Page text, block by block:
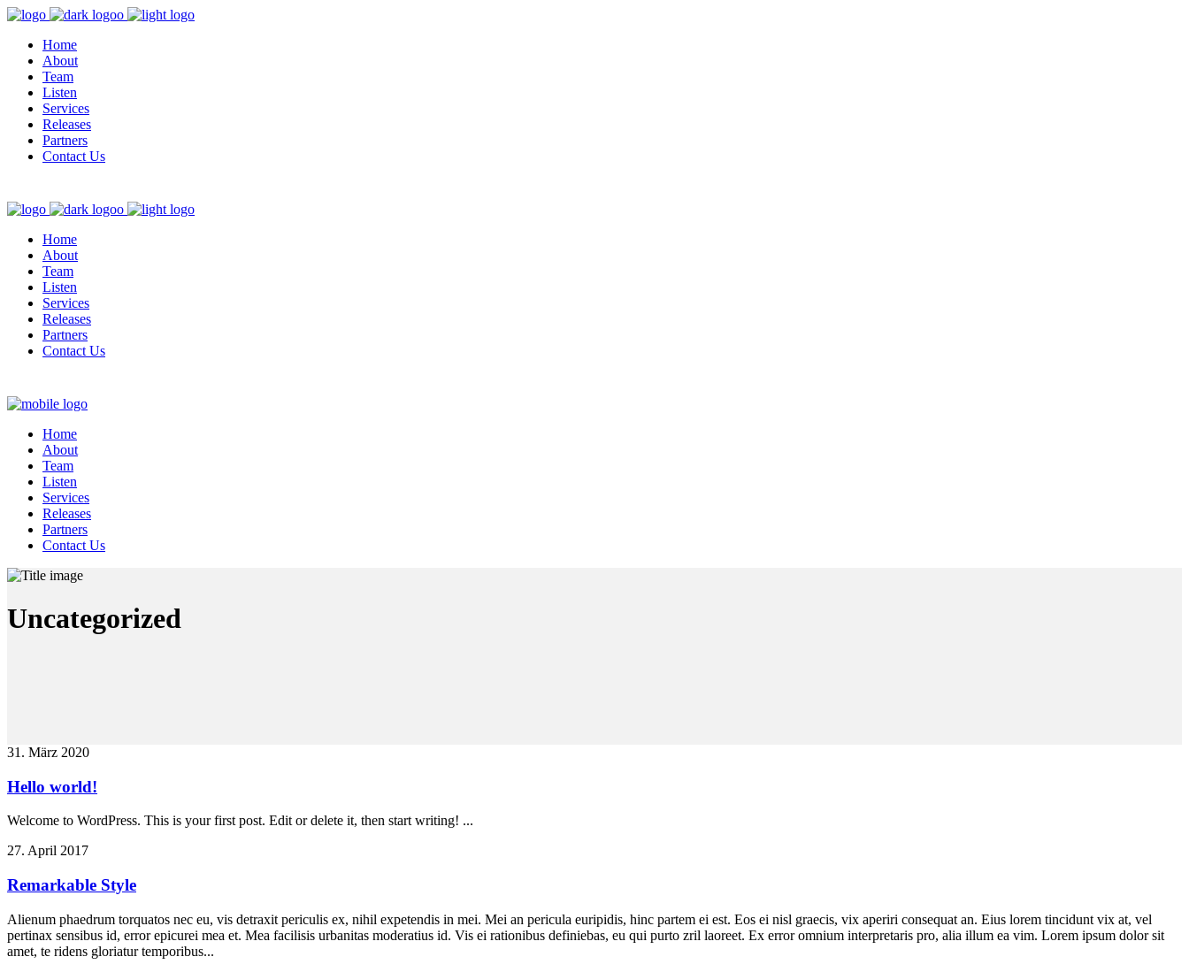
Home
About
Team
Listen
Services
Releases
Partners
Contact Us
Home
About
Team
Listen
Services
Releases
Partners
Contact Us
Home
About
Team
Listen
Services
Releases
Partners
Contact Us
Uncategorized
31. März 2020
Hello world!
Welcome to WordPress. This is your first post. Edit or delete it, then start writing! ...
27. April 2017
Remarkable Style
Alienum phaedrum torquatos nec eu, vis detraxit periculis ex, nihil expetendis in mei. Mei an pericula euripidis, hinc partem ei est. Eos ei nisl graecis, vix aperiri consequat an. Eius lorem tincidunt vix at, vel
pertinax sensibus id, error epicurei mea et. Mea facilisis urbanitas moderatius id. Vis ei rationibus definiebas, eu qui purto zril laoreet. Ex error omnium interpretaris pro, alia illum ea vim. Lorem ipsum dolor sit
amet, te ridens gloriatur temporibus...